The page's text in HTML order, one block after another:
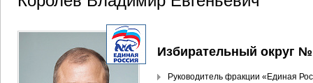
Избирательный округ
Руководитель фракции «Единая